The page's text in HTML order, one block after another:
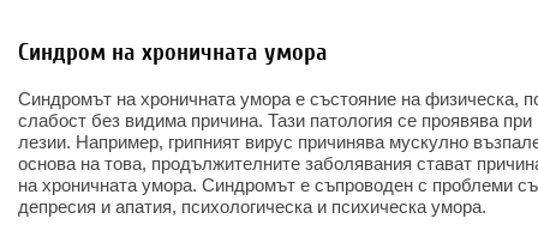
Синдром на хроничната умора
Синдромът на хроничната умора е състояние на физическа,
слабост без видима причина. Тази патология се проявява
лезии. Например, грипният вирус причинява мускулно
основа на това, продължителните заболявания стават
на хроничната умора. Синдромът е съпроводен с проблеми
депресия и апатия, психологическа и психическа умора.